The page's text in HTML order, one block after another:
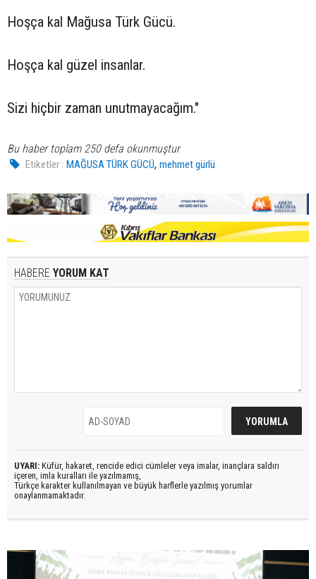
Hoşça kal Mağusa Türk Gücü.
Hoşça kal güzel insanlar.
Sizi hiçbir zaman unutmayacağım."
Bu haber toplam 250 defa okunmuştur
Etiketler : MAĞUSA TÜRK GÜCÜ,mehmet gürlü
HABERE YORUM KAT
UYARI: Küfür, hakaret, rencide edici cümleler veya imalar, inançlara saldırı
içeren, imla kuralları ile yazılmamış,
Türkçe karakter kullanılmayan ve büyük harflerle yazılmış yorumlar
onaylanmamaktadır.